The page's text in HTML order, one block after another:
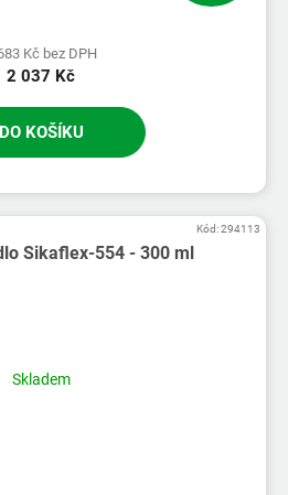
Kč bez DPH
2 037 Kč
DO KOŠÍKU
Sikaflex-554 - 300 ml
Skladem
Kód:294113